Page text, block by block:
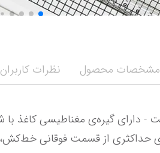
مشخصات محصول نظرات کاربران